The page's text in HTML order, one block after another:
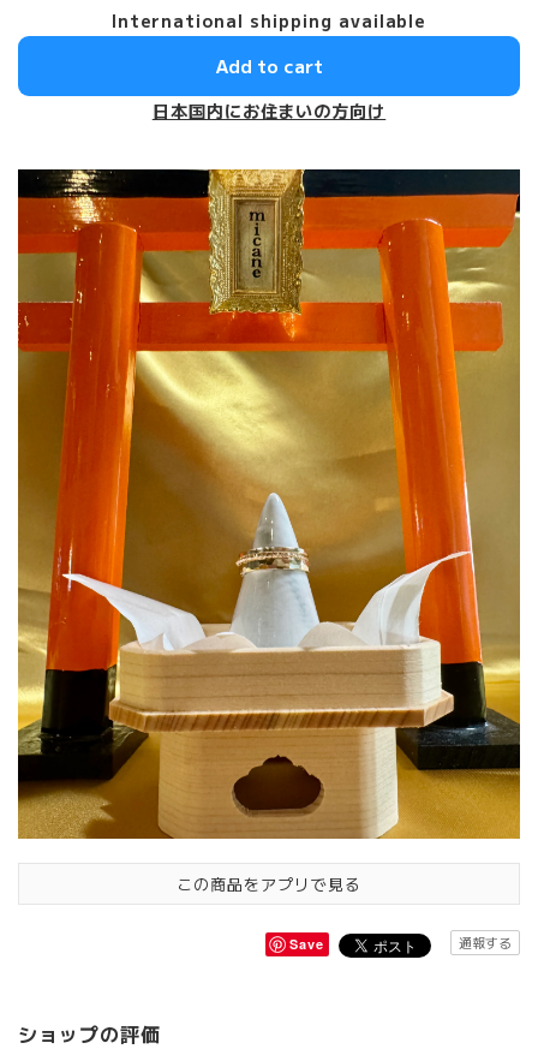
International shipping available
Add to cart
日本国内にお住まいの方向け
この商品をアプリで見る
Save 通報する
ショップの評価